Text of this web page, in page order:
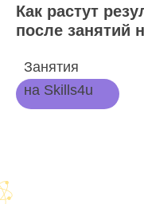
Как растут
после занятий
Занятия
на Skills4u